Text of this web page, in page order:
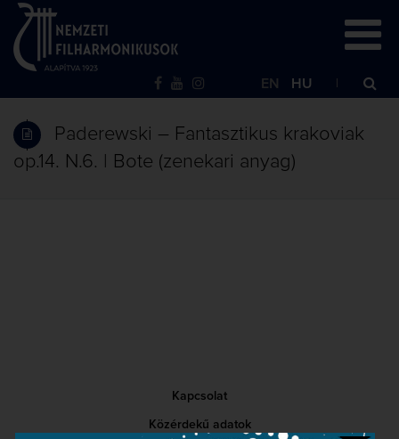
EN HU
Paderewski – Fantasztikus krakoviak
op.14. N.6. | Bote (zenekari anyag)
Kapcsolat
Közérdekű adatok